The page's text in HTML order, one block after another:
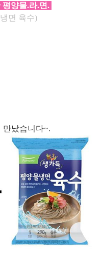
평양물.라.면.
면 육수)
만났습니다~.